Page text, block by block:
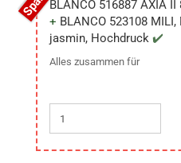
BLANCO 516887 AXIA II
BLANCO 523108
jasmin, Hochdruck
Alles zusammen für